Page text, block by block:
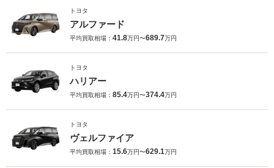
トヨタ
アルファード
平均買取相場： 41.8万円〜689.7万円
トヨタ
ハリアー
平均買取相場： 85.4万円〜374.4万円
トヨタ
ヴェルファイア
平均買取相場： 15.6万円〜629.1万円